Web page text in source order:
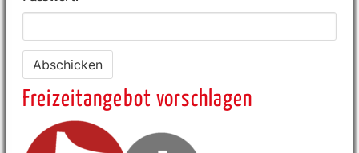
Freizeitangebot vorschlagen